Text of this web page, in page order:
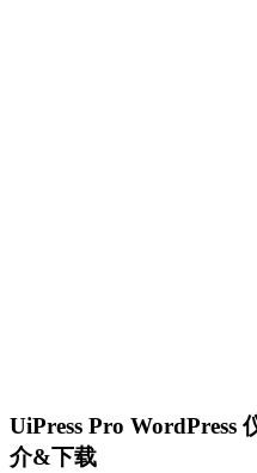
UiPress Pro WordPress
介&下载